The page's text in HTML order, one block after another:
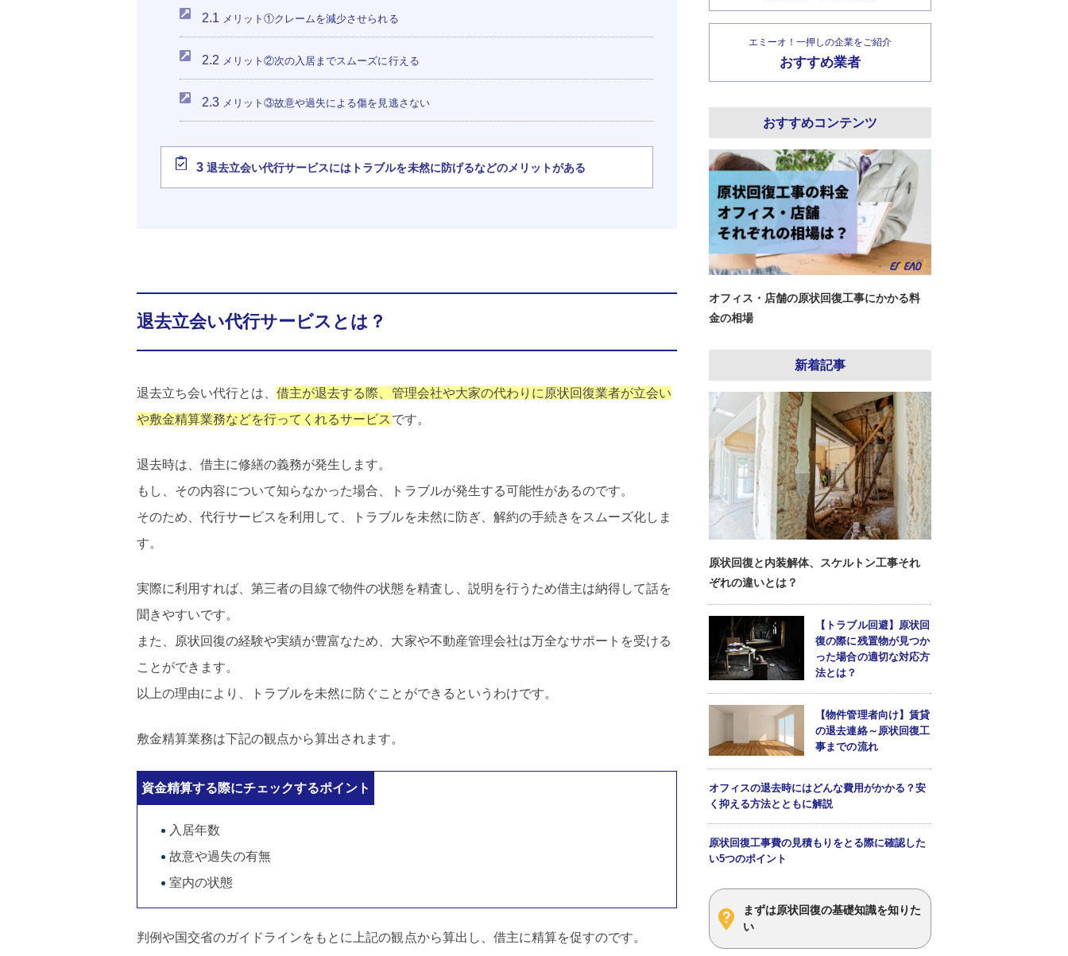
2.1 メリット①クレームを減少させられる
2.2 メリット②次の入居までスムーズに行える
2.3 メリット③故意や過失による傷を見逃さない
3 退去立会い代行サービスにはトラブルを未然に防げるなどのメリットがある
退去立会い代行サービスとは？
退去立ち会い代行とは、借主が退去する際、管理会社や大家の代わりに原状回復業者が立会い
や敷金精算業務などを行ってくれるサービス です。
退去時は、借主に修繕の義務が発生します。
もし、その内容について知らなかった場合、トラブルが発生する可能性があるのです。
そのため、代行サービスを利用して、トラブルを未然に防ぎ、解約の手続きをスムーズ化しま
す。
実際に利用すれば、第三者の目線で物件の状態を精査し、説明を行うため借主は納得して話を
聞きやすいです。
また、原状回復の経験や実績が豊富なため、大家や不動産管理会社は万全なサポートを受ける
ことができます。
以上の理由により、トラブルを未然に防ぐことができるというわけです。
敷金精算業務は下記の観点から算出されます。
資金精算する際にチェックするポイント
入居年数
故意や過失の有無
室内の状態
判例や国交省のガイドラインをもとに上記の観点から算出し、借主に精算を促すのです。
エミーオ！一押しの企業をご紹介
おすすめ業者
おすすめコンテンツ
オフィス・店舗の原状回復工事にかかる料
金の相場
新着記事
原状回復と内装解体、スケルトン工事それ
ぞれの違いとは？
【トラブル回避】原状回
復の際に残置物が見つか
った場合の適切な対応方
法とは？
【物件管理者向け】賃貸
の退去連絡～原状回復工
事までの流れ
オフィスの退去時にはどんな費用がかかる？安
く抑える方法とともに解説
原状回復工事費の見積もりをとる際に確認した
い5つのポイント
まずは原状回復の基礎知識を知りた
い